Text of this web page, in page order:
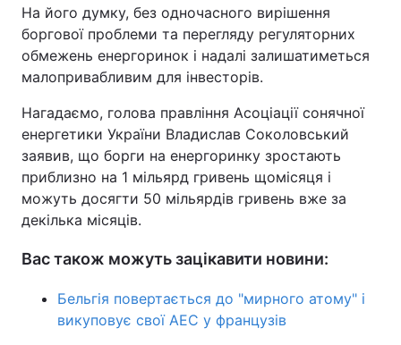
На його думку, без одночасного вирішення
боргової проблеми та перегляду регуляторних
обмежень енергоринок і надалі залишатиметься
малопривабливим для інвесторів.
Нагадаємо, голова правління Асоціації сонячної
енергетики України Владислав Соколовський
заявив, що борги на енергоринку зростають
приблизно на 1 мільярд гривень щомісяця і
можуть досягти 50 мільярдів гривень вже за
декілька місяців.
Вас також можуть зацікавити новини:
Бельгія повертається до "мирного атому" і
викуповує свої АЕС у французів